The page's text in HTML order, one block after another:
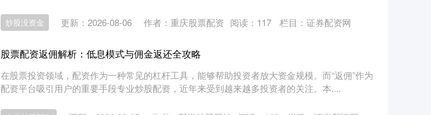
炒股没资金 更新：2026-08-06 作者：重庆股票配资 阅读： 117 栏目： 证券配资网
股票配资返佣解析：低息模式与佣金返还全攻略
在股票投资领域，配资作为一种常见的杠杆工具，能够帮助投资者放大资金规模。而“返佣”作为
配资平台吸引用户的重要手段专业炒股配资，近年来受到越来越多投资者的关注。本....